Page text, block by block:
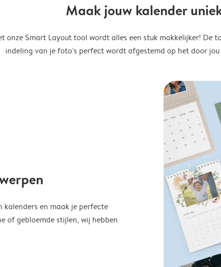
Maak jouw kalender
onze Smart Layout tool wordt alles een stuk makkelijker! De
indeling van je foto's perfect wordt afgestemd op het door jou
en maak je perfecte
of gebloemde stijlen, wij hebben